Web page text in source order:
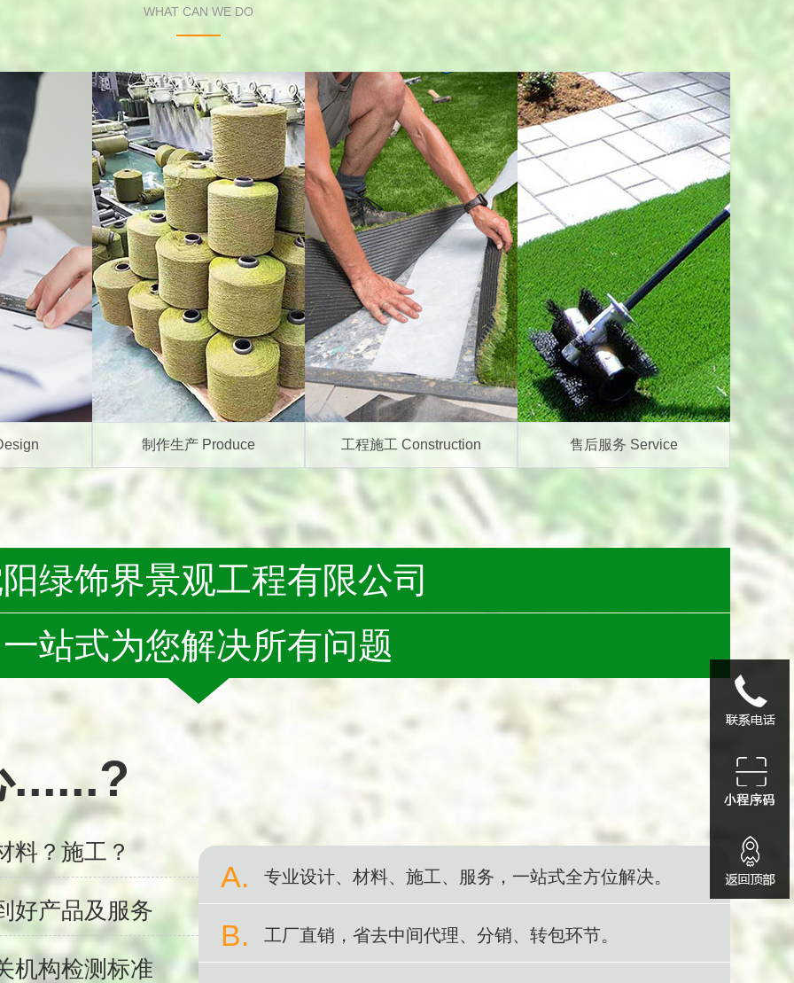
WHAT CAN WE DO
制作生产 Produce 工程施工 Construction 售后服务 Service
绿饰界景观工程有限公司
一站式为您解决所有问题
......?
料？施工？
好产品及服务
机构检测标准
A. 专业设计、材料、施工、服务，一站式全方位解决。
B. 工厂直销，省去中间代理、分销、转包环节。
小程序码